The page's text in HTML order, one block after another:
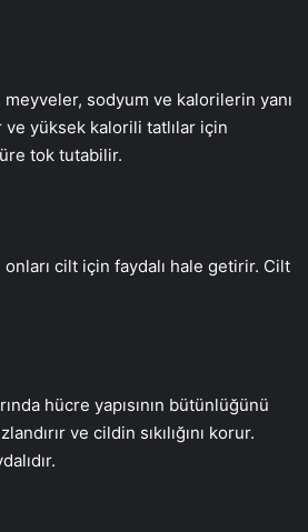
sodyum ve kalorilerin yanı
yüksek kalorili tatlılar için
tok tutabilir.
cilt için faydalı hale getirir. Cilt
hücre yapısının bütünlüğünü
ve cildin sıkılığını korur.